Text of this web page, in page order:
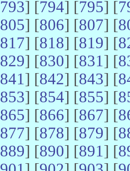
793] [794] [795] [
805] [806] [807] [
817] [818] [819] [
829] [830] [831] [
841] [842] [843] [
853] [854] [855] [
865] [866] [867] [
877] [878] [879] [
889] [890] [891] [